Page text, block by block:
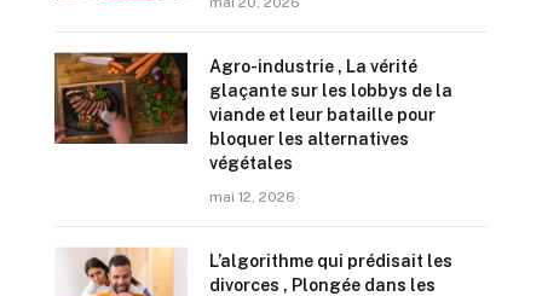
Agro-industrie , La vérité
glaçante sur les lobbys de la
viande et leur bataille pour
bloquer les alternatives
végétales
mai 12, 2026
L’algorithme qui prédisait les
divorces , Plongée dans les